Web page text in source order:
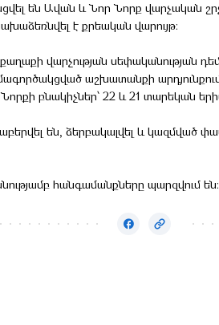
են Ավան և Նոր Նորք վարչական
է քրեական վարույթ:
վարչության սեփականության դեմ
աշխատանքի
բնակիչներ՝ 22 և 21 տարեկան
են, ձերբակալվել և կազմված
հանգամանքները պարզվում են։